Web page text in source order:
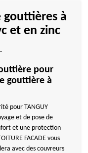
gouttières à
et en zinc
pour
gouttière à
pour TANGUY
et de pose de
et une protection
FACADE vous
avec des couvreurs